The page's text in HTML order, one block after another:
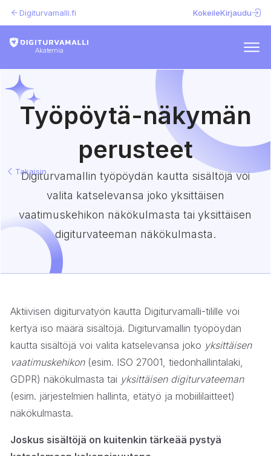
Digiturvamalli.fi KokeileKirjaudu
Akatemia
Takaisin
Työpöytä-näkymän
perusteet
Digiturvamallin työpöydän kautta sisältöjä voi
valita katselevansa joko yksittäisen
vaatimuskehikon näkökulmasta tai yksittäisen
digiturvateeman näkökulmasta.
Aktiivisen digiturvatyön kautta Digiturvamalli-tilille voi
kertyä iso määrä sisältöjä. Digiturvamallin työpöydän
kautta sisältöjä voi valita katselevansa joko yksittäisen
vaatimuskehikon(esim. ISO 27001, tiedonhallintalaki,
GDPR) näkökulmasta tai yksittäisen digiturvateeman
(esim. järjestelmien hallinta, etätyö ja mobiililaitteet)
näkökulmasta.
Joskus sisältöjä on kuitenkin tärkeää pystyä